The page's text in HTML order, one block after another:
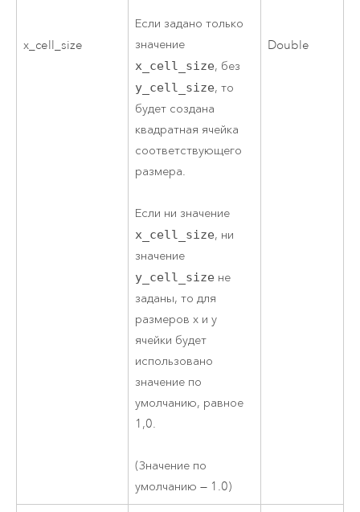
x_cell_size
Если задано только
значение
x_cell_size, без
y_cell_size, то
будет создана
квадратная ячейка
соответствующего
размера.
Если ни значение
x_cell_size, ни
значение
y_cell_size не
заданы, то для
размеров x и y
ячейки будет
использовано
значение по
умолчанию, равное
1,0.
(Значение по
умолчанию — 1.0)
Double